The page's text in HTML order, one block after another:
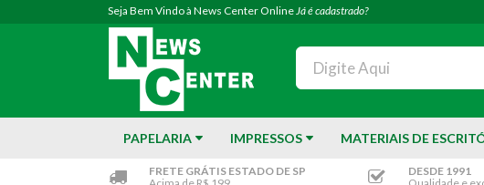
Seja Bem Vindo à News Center OnlineJá é cadastrado?
PAPELARIA IMPRESSOS MATERIAIS DE
FRETE GRÁTIS ESTADO DE SP
DESDE 1991